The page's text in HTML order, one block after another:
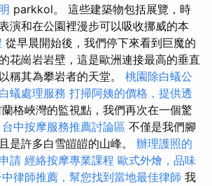
parkkol。 這些建築物包括展覽，時
演和在公園裡漫步可以吸收挪威的本
從早晨開始後，我們停下來看到巨魔的
花崗岩岩壁，這是歐洲連接最高的垂直
稱其為攀岩者的天堂。 桃園除白蟻公
蟻處理服務 打掃阿姨的價格，提供透
格峽灣的監視點，我們再次在一個驚
台中按摩服務推薦討論區 不僅是我們腳
是許多白雪皚皚的山峰。 辦理護照的
請 經絡按摩專業課程 歐式外燴，品味
中律師推薦，幫您找到當地最佳律師 我